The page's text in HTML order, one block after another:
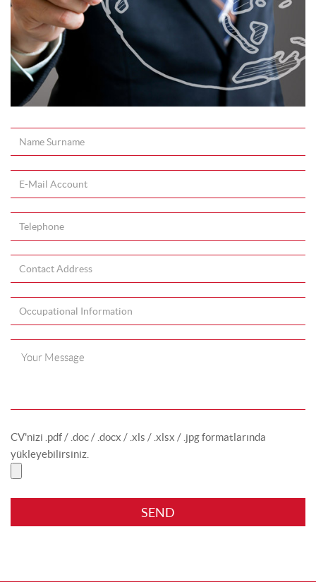
CV'nizi .pdf / .doc / .docx / .xls / .xlsx / .jpg formatlarında
yükleyebilirsiniz.